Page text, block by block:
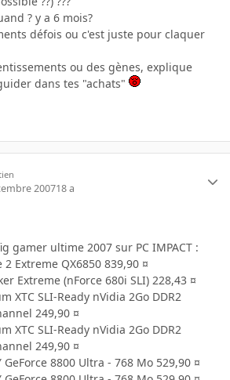
? y a 6 mois?
défois ou c'est juste pour claquer
ou des gènes, explique
dans tes "achats"
200718 a
gamer ultime 2007 sur PC IMPACT :
Extreme QX6850 839,90 ¤
Extreme (nForce 680i SLI) 228,43 ¤
XTC SLI-Ready nVidia 2Go DDR2
249,90 ¤
XTC SLI-Ready nVidia 2Go DDR2
249,90 ¤
8800 Ultra - 768 Mo 529,90 ¤